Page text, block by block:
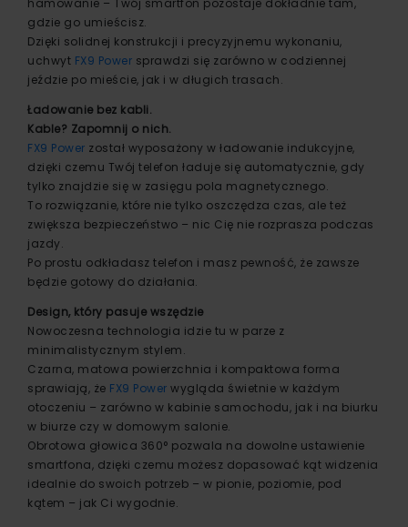
hamowanie – Twój smartfon pozostaje dokładnie tam,
gdzie go umieścisz.
Dzięki solidnej konstrukcji i precyzyjnemu wykonaniu,
uchwyt FX9 Power sprawdzi się zarówno w codziennej
jeździe po mieście, jak i w długich trasach.
Ładowanie bez kabli.
Kable? Zapomnij o nich.
FX9 Power został wyposażony w ładowanie indukcyjne,
dzięki czemu Twój telefon ładuje się automatycznie, gdy
tylko znajdzie się w zasięgu pola magnetycznego.
To rozwiązanie, które nie tylko oszczędza czas, ale też
zwiększa bezpieczeństwo – nic Cię nie rozprasza podczas
jazdy.
Po prostu odkładasz telefon i masz pewność, że zawsze
będzie gotowy do działania.
Design, który pasuje wszędzie
Nowoczesna technologia idzie tu w parze z
minimalistycznym stylem.
Czarna, matowa powierzchnia i kompaktowa forma
sprawiają, że FX9 Power wygląda świetnie w każdym
otoczeniu – zarówno w kabinie samochodu, jak i na biurku
w biurze czy w domowym salonie.
Obrotowa głowica 360° pozwala na dowolne ustawienie
smartfona, dzięki czemu możesz dopasować kąt widzenia
idealnie do swoich potrzeb – w pionie, poziomie, pod
kątem – jak Ci wygodnie.